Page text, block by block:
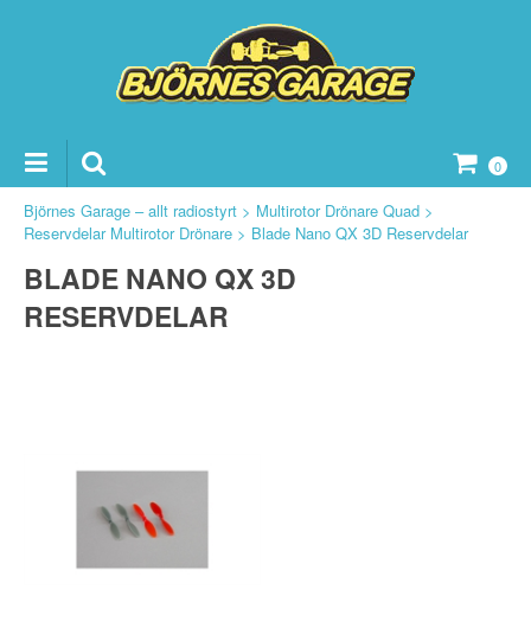
0
Reservdelar
Björnes Garage – allt radiostyrt > Multirotor Drönare Quad >
Reservdelar Multirotor Drönare > Blade Nano QX 3D Reservdelar
BLADE NANO QX 3D
RESERVDELAR